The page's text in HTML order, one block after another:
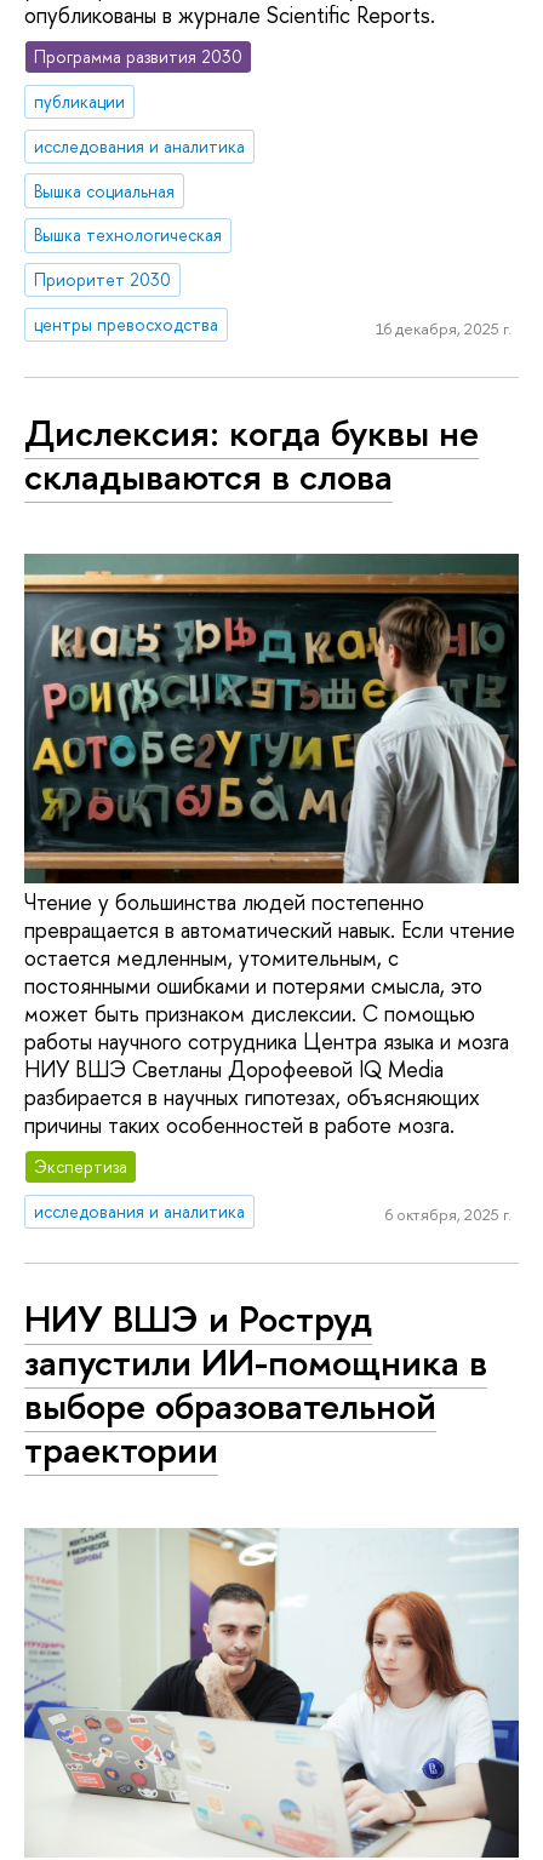
опубликованы в журнале Scientific Reports.
Программа развития 2030
публикации
исследования и аналитика
Вышка социальная
Вышка технологическая
Приоритет 2030
центры превосходства
16 декабря, 2025 г.
Дислексия: когда буквы не
складываются в слова
Чтение у большинства людей постепенно
превращается в автоматический навык. Если чтение
остается медленным, утомительным, с
постоянными ошибками и потерями смысла, это
может быть признаком дислексии. С помощью
работы научного сотрудника Центра языка и мозга
НИУ ВШЭ Светланы Дорофеевой IQ Media
разбирается в научных гипотезах, объясняющих
причины таких особенностей в работе мозга.
Экспертиза
исследования и аналитика
6 октября, 2025 г.
НИУ ВШЭ и Роструд
запустили ИИ-помощника в
выборе образовательной
траектории